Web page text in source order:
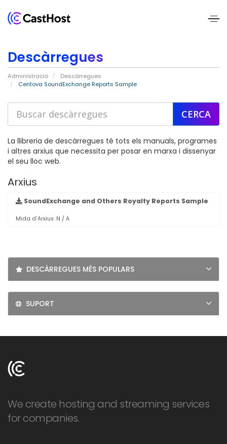
About
Us
Services
Pricing
Blogs
Contact
Us
Descàrregues
Administració
Descàrregues
Centova SoundExchange Reports Sample
La llibreria de descàrregues té tots els manuals, programes
i altres arxius que necessita per posar en marxa i dissenyar
el seu lloc web.
Arxius
SoundExchange and Others Royalty Reports Sample
Mida d'Arxius: N / A
DESCÀRREGUES MÉS POPULARS
SUPORT
We create hosting and streaming services
for companies.